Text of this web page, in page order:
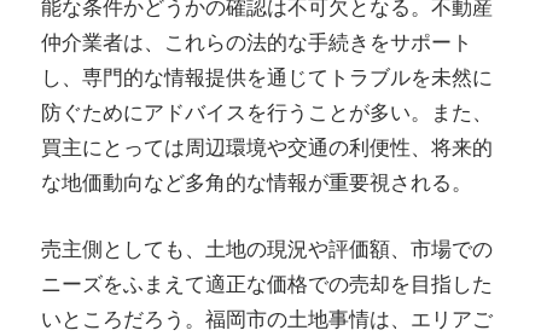
能な条件かどうかの確認は不可欠となる。不動産
仲介業者は、これらの法的な手続きをサポート
し、専門的な情報提供を通じてトラブルを未然に
防ぐためにアドバイスを行うことが多い。また、
買主にとっては周辺環境や交通の利便性、将来的
な地価動向など多角的な情報が重要視される。
売主側としても、土地の現況や評価額、市場での
ニーズをふまえて適正な価格での売却を目指した
いところだろう。福岡市の土地事情は、エリアご